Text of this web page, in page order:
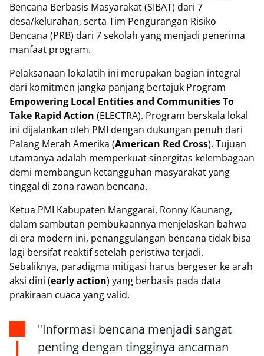
Bencana Berbasis Masyarakat (SIBAT) dari 7
desa/kelurahan, serta Tim Pengurangan Risiko
Bencana (PRB) dari 7 sekolah yang menjadi penerima
manfaat program.
Pelaksanaan lokalatih ini merupakan bagian integral
dari komitmen jangka panjang bertajuk Program
Empowering Local Entities and Communities To
Take Rapid Action (ELECTRA). Program berskala lokal
ini dijalankan oleh PMI dengan dukungan penuh dari
Palang Merah Amerika (American Red Cross). Tujuan
utamanya adalah memperkuat sinergitas kelembagaan
demi membangun ketangguhan masyarakat yang
tinggal di zona rawan bencana.
Ketua PMI Kabupaten Manggarai, Ronny Kaunang,
dalam sambutan pembukaannya menjelaskan bahwa
di era modern ini, penanggulangan bencana tidak bisa
lagi bersifat reaktif setelah peristiwa terjadi.
Sebaliknya, paradigma mitigasi harus bergeser ke arah
aksi dini (early action) yang berbasis pada data
prakiraan cuaca yang valid.
"Informasi bencana menjadi sangat
penting dengan tingginya ancaman